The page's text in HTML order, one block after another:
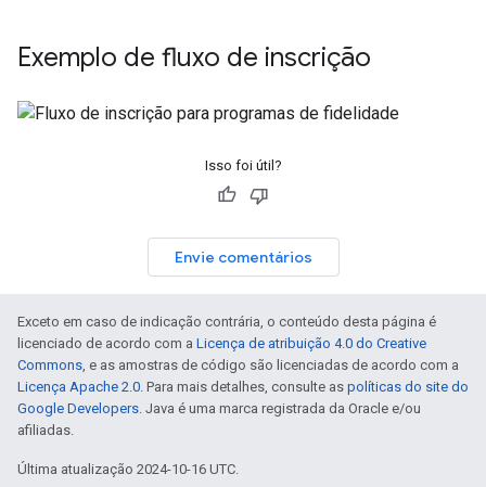
Exemplo de fluxo de inscrição
Isso foi útil?
Envie comentários
Exceto em caso de indicação contrária, o conteúdo desta página é
licenciado de acordo com a Licença de atribuição 4.0 do Creative
Commons, e as amostras de código são licenciadas de acordo com a
Licença Apache 2.0. Para mais detalhes, consulte as políticas do site do
Google Developers. Java é uma marca registrada da Oracle e/ou
afiliadas.
Última atualização 2024-10-16 UTC.